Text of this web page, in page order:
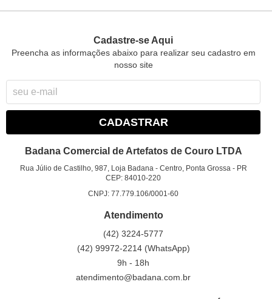
Cadastre-se Aqui
Preencha as informações abaixo para realizar seu cadastro em
nosso site
CADASTRAR
Badana Comercial de Artefatos de Couro LTDA
Rua Júlio de Castilho, 987, Loja Badana - Centro, Ponta Grossa - PR
CEP: 84010-220
CNPJ: 77.779.106/0001-60
Atendimento
(42) 3224-5777
(42) 99972-2214 (WhatsApp)
9h - 18h
atendimento@badana.com.br